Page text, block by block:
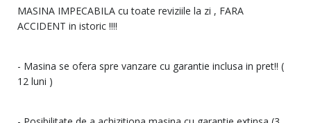
MASINA IMPECABILA cu toate reviziile la zi , FARA
ACCIDENT in istoric !!!!
- Masina se ofera spre vanzare cu garantie inclusa in pret!! (
12 luni )